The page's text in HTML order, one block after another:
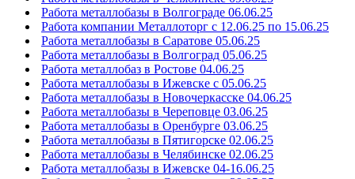
Работа металлобазы в Волгограде 06.06.25
Работа компании Металлоторг с 12.06.25 по 15.06.25
Работа металлобазы в Саратове 05.06.25
Работа металлобазы в Волгоград 05.06.25
Работа металлобаз в Ростове 04.06.25
Работа металлобазы в Ижевске с 05.06.25
Работа металлобазы в Новочеркасске 04.06.25
Работа металлобазы в Череповце 03.06.25
Работа металлобазы в Оренбурге 03.06.25
Работа металлобазы в Пятигорске 02.06.25
Работа металлобазы в Челябинске 02.06.25
Работа металлобазы в Ижевске 04-16.06.25